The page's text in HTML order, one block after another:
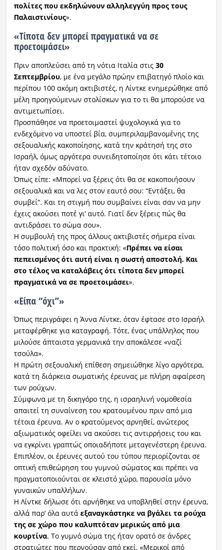
πολίτες που εκδηλώνουν αλληλεγγύη προς τους
Παλαιστινίους».
«Τίποτα δεν μπορεί πραγματικά να σε
προετοιμάσει»
Πριν αποπλεύσει από τη νότια Ιταλία στις 30
Σεπτεμβρίου, με ένα μεγάλο πρώην επιβατηγό πλοίο και
περίπου 100 ακόμη ακτιβιστές, η Λίντκε ενημερώθηκε από
μέλη προηγούμενων στολίσκων για το τι θα μπορούσε να
αντιμετωπίσει.
Προσπάθησε να προετοιμαστεί ψυχολογικά για το
ενδεχόμενο να υποστεί βία, συμπεριλαμβανομένης της
σεξουαλικής κακοποίησης, κατά την κράτησή της στο
Ισραήλ, όμως αργότερα συνειδητοποίησε ότι κάτι τέτοιο
ήταν σχεδόν αδύνατο.
Όπως είπε: «Μπορεί να ξέρεις ότι θα σε κακοποιήσουν
σεξουαλικά και να λες στον εαυτό σου: “Εντάξει, θα
συμβεί”. Και τη στιγμή που συμβαίνει είναι σαν να μην
έχεις ακούσει ποτέ γι’ αυτό. Γιατί δεν ξέρεις πώς θα
αντιδράσει το σώμα σου».
Η συμβουλή της προς άλλους ακτιβιστές σήμερα είναι
τόσο πολιτική όσο και πρακτική: «Πρέπει να είσαι
πεπεισμένος ότι αυτή είναι η σωστή αποστολή. Και
στο τέλος να καταλάβεις ότι τίποτα δεν μπορεί
πραγματικά να σε προετοιμάσει».
«Είπα “όχι”»
Όπως περιγράφει η Άννα Λίντκε, όταν έφτασε στο Ισραήλ
μεταφέρθηκε για καταγραφή. Τότε, ένας υπάλληλος που
μιλούσε άπταιστα γερμανικά την αποκάλεσε «ναζί
τσούλα».
Η πρώτη σεξουαλική επίθεση σημειώθηκε λίγο αργότερα,
κατά τη διάρκεια σωματικής έρευνας με πλήρη αφαίρεση
των ρούχων.
Σύμφωνα με τη δικηγόρο της, η ισραηλινή νομοθεσία
απαιτεί τη συναίνεση του κρατουμένου πριν από μια
τέτοια έρευνα. Αν ο κρατούμενος αρνηθεί, ανώτερος
αξιωματικός οφείλει να ακούσει τις αντιρρήσεις του και
να εγκρίνει γραπτώς οποιαδήποτε μεταγενέστερη έρευνα.
Επιπλέον, οι έρευνες αυτού του τύπου περιορίζονται σε
οπτική επιθεώρηση του γυμνού σώματος και πρέπει να
πραγματοποιούνται σε κλειστό χώρο, παρουσία μόνο
γυναικών υπαλλήλων.
Η Λίντκε δήλωσε ότι αρνήθηκε να υποβληθεί στην έρευνα,
αλλά παρ’ όλα αυτά εξαναγκάστηκε να βγάλει τα ρούχα
της σε χώρο που καλυπτόταν μερικώς από μια
κουρτίνα. Το γυμνό σώμα της ήταν ορατό σε άνδρες
στρατιώτες που περνούσαν από εκεί. «Μερικοί από